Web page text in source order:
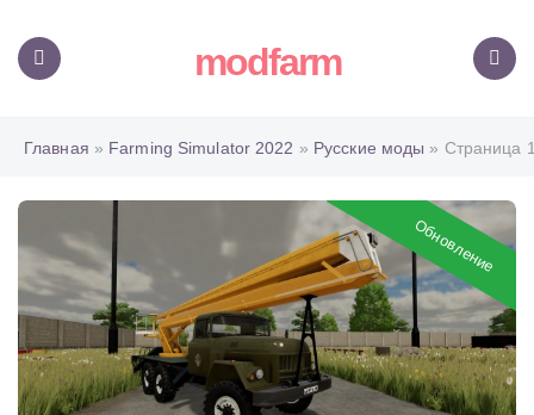
modfarm
Главная » Farming Simulator 2022 » Русские моды » Страница
Обновление